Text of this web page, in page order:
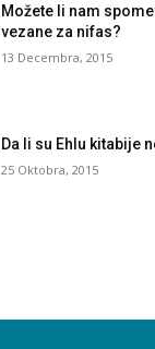
Možete li nam
vezane za nifas?
13 Decembra, 2015
Da li su Ehlu kitabije
25 Oktobra, 2015